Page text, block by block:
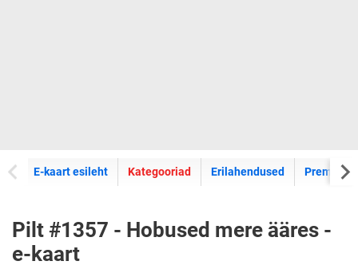
E-kaart esileht E-kaartide
Kategooriad Erilahendused Premium
Pilt #1357 - Hobused mere ääres -
e-kaart